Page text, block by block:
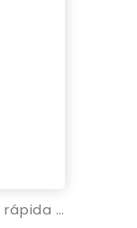
Cargador USB de pared de rápida velocidad 3.0Ah - 5V